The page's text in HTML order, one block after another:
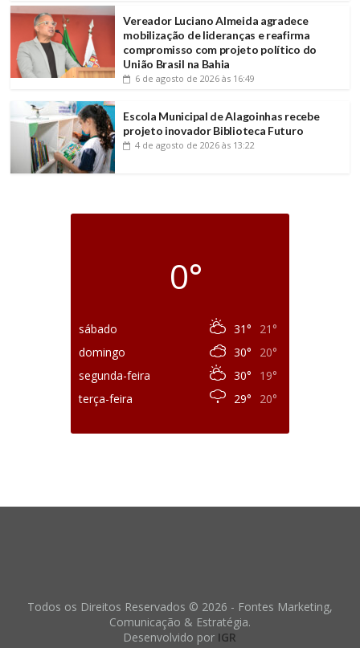
Vereador Luciano Almeida agradece
mobilização de lideranças e reafirma
compromisso com projeto político do
União Brasil na Bahia
6 de agosto de 2026 às 16:49
Escola Municipal de Alagoinhas recebe
projeto inovador Biblioteca Futuro
4 de agosto de 2026 às 13:22
0°
sábado 31°
21°
domingo
30°
20°
segunda-feira
30°
19°
terça-feira
29° 20°
Todos os Direitos Reservados © 2026 - Fontes Marketing,
Comunicação & Estratégia.
Desenvolvido por IGR